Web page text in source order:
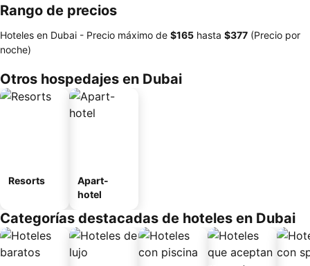
Rango de precios
Hoteles en Dubai - Precio máximo de ‎$165 hasta ‎$377 (Precio por
noche)
Otros hospedajes en Dubai
Resorts
Apart-
hotel
Categorías destacadas de hoteles en Dubai